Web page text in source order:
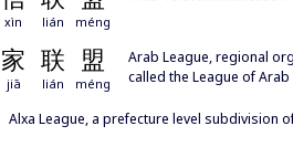
xìn lián méng
家 联 盟
jiā lián méng
Arab League, regional
called the League of Arab
Alxa League, a prefecture level subdivision